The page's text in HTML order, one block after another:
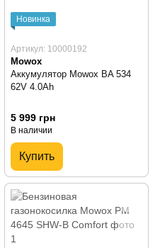
Новинка
Артикул: 10000192
Mowox
Аккумулятор Mowox BA 534
62V 4.0Ah
5 999 грн
В наличии
Купить